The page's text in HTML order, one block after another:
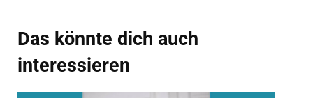
Das könnte dich auch
interessieren